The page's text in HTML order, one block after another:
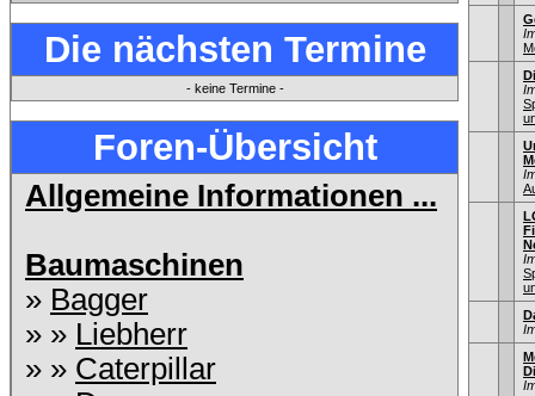
Die nächsten Termine
- keine Termine -
Foren-Übersicht
Allgemeine Informationen ...
Baumaschinen
» Bagger
» » Liebherr
» » Caterpillar